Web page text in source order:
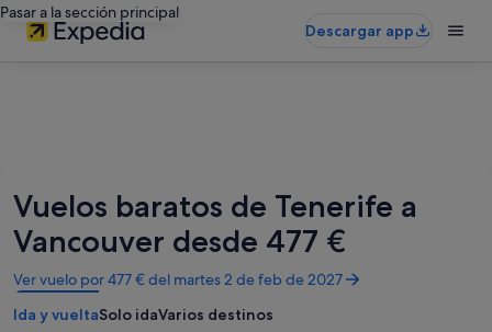
Pasar a la sección principal
Descargar app
Vuelos baratos de Tenerife a
Vancouver desde 477 €
Ver vuelo por 477 € del martes 2 de feb de 2027
Se
abre
en
Ida y vueltaSolo idaVarios destinos